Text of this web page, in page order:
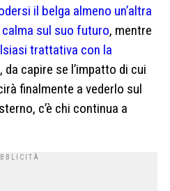
il belga almeno un’altra
sul suo futuro, mentre
trattativa con la
da capire se l’impatto di cui
finalmente a vederlo sul
c’è chi continua a